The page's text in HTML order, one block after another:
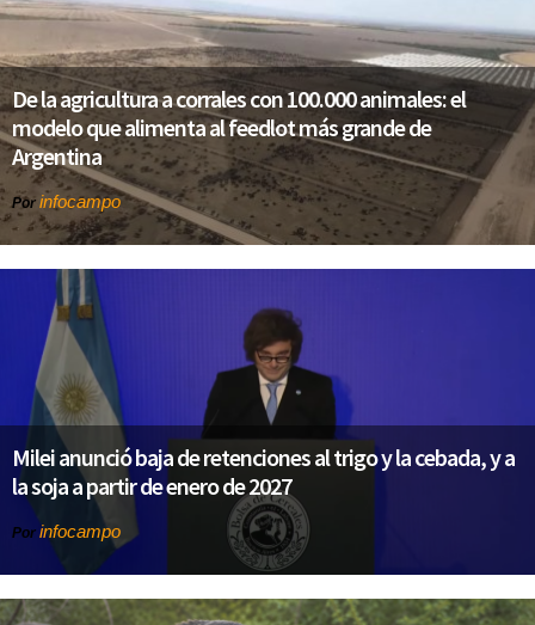
De la agricultura a corrales con 100.000 animales: el
modelo que alimenta al feedlot más grande de
Argentina
Por infocampo
Milei anunció baja de retenciones al trigo y la cebada, y a
la soja a partir de enero de 2027
Por infocampo